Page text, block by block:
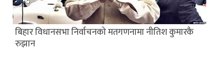
बिहार विधानसभा निर्वाचनको मतगणनामा नीतिश कुमारकै
रुझान